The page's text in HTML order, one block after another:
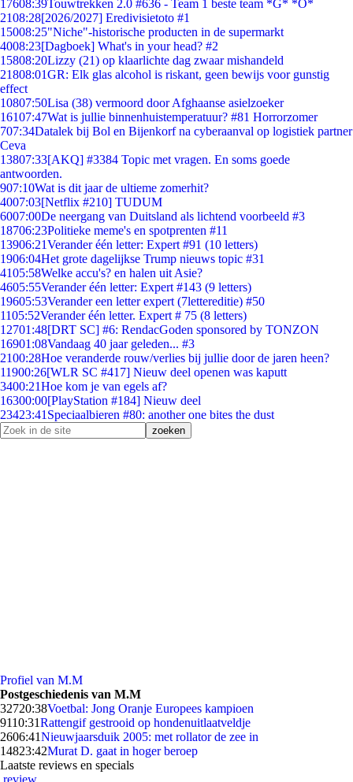
17608:39Touwtrekken 2.0 #636 - Team 1 beste team *G* *O*
2108:28[2026/2027] Eredivisietoto #1
15008:25"Niche"-historische producten in de supermarkt
4008:23[Dagboek] What's in your head? #2
15808:20Lizzy (21) op klaarlichte dag zwaar mishandeld
21808:01GR: Elk glas alcohol is riskant, geen bewijs voor gunstig
effect
10807:50Lisa (38) vermoord door Afghaanse asielzoeker
16107:47Wat is jullie binnenhuistemperatuur? #81 Horrorzomer
707:34Datalek bij Bol en Bijenkorf na cyberaanval op logistiek partner
Ceva
13807:33[AKQ] #3384 Topic met vragen. En soms goede
antwoorden.
907:10Wat is dit jaar de ultieme zomerhit?
4007:03[Netflix #210] TUDUM
6007:00De neergang van Duitsland als lichtend voorbeeld #3
18706:23Politieke meme's en spotprenten #11
13906:21Verander één letter: Expert #91 (10 letters)
1906:04Het grote dagelijkse Trump nieuws topic #31
4105:58Welke accu's? en halen uit Asie?
4605:55Verander één letter: Expert #143 (9 letters)
19605:53Verander een letter expert (7lettereditie) #50
1105:52Verander één letter. Expert # 75 (8 letters)
12701:48[DRT SC] #6: RendacGoden sponsored by TONZON
16901:08Vandaag 40 jaar geleden... #3
2100:28Hoe veranderde rouw/verlies bij jullie door de jaren heen?
11900:26[WLR SC #417] Nieuw deel openen was kaputt
3400:21Hoe kom je van egels af?
16300:00[PlayStation #184] Nieuw deel
23423:41 Speciaalbieren #80: another one bites the dust
Profiel van M.M
Postgeschiedenis van M.M
32720:38Voetbal: Jong Oranje Europees kampioen
9110:31Rattengif gestrooid op hondenuitlaatveldje
2606:41Nieuwjaarsduik 2005: met rollator de zee in
14823:42Murat D. gaat in hoger beroep
Laatste reviews en specials
review